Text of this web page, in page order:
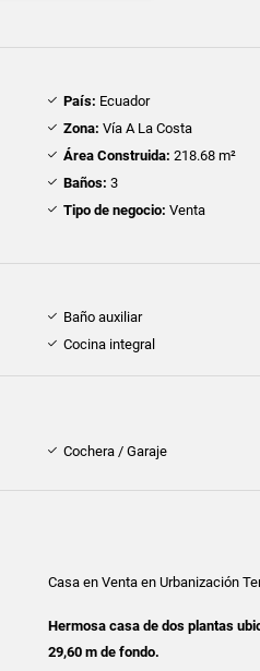
País: Ecuador
Zona: Vía A La Costa
Área Construida: 218.68 m²
Baños: 3
Tipo de negocio: Venta
Baño auxiliar
Cocina integral
Cochera / Garaje
Casa en Venta en Urbanización
Hermosa casa de dos plantas
29,60 m de fondo.